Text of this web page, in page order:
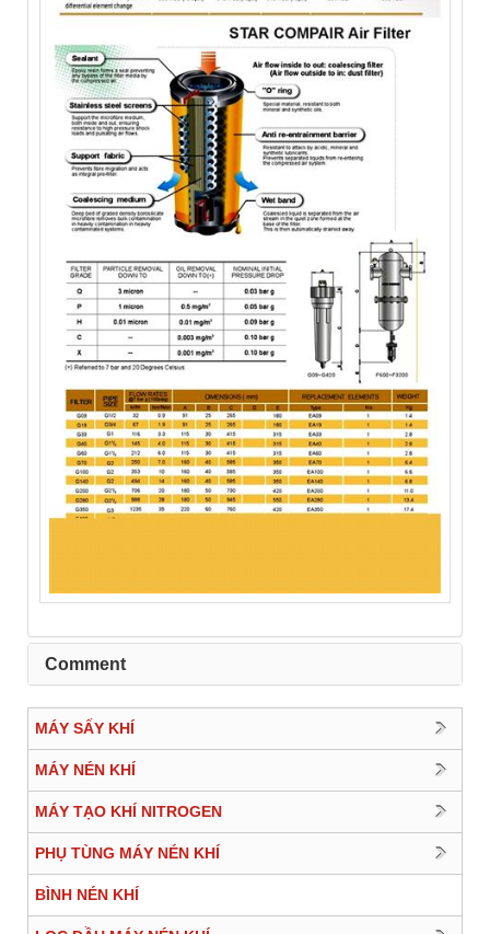
Comment
MÁY SẤY KHÍ
MÁY NÉN KHÍ
MÁY TẠO KHÍ NITROGEN
PHỤ TÙNG MÁY NÉN KHÍ
BÌNH NÉN KHÍ